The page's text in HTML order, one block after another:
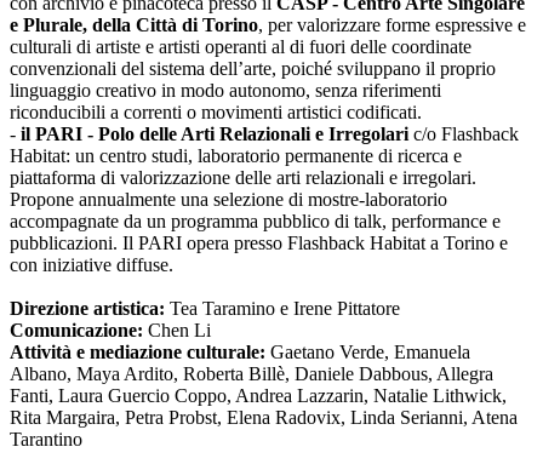
e Plurale, della Città di Torino, per valorizzare forme espressive e
culturali di artiste e artisti operanti al di fuori delle coordinate
convenzionali del sistema dell’arte, poiché sviluppano il proprio
linguaggio creativo in modo autonomo, senza riferimenti
riconducibili a correnti o movimenti artistici codificati.
- il PARI - Polo delle Arti Relazionali e Irregolari c/o Flashback
Habitat: un centro studi, laboratorio permanente di ricerca e
piattaforma di valorizzazione delle arti relazionali e irregolari.
Propone annualmente una selezione di mostre-laboratorio
accompagnate da un programma pubblico di talk, performance e
pubblicazioni. Il PARI opera presso Flashback Habitat a Torino e
con iniziative diffuse.
Direzione artistica: Tea Taramino e Irene Pittatore
Comunicazione: Chen Li
Attività e mediazione culturale: Gaetano Verde, Emanuela
Albano, Maya Ardito, Roberta Billè, Daniele Dabbous, Allegra
Fanti, Laura Guercio Coppo, Andrea Lazzarin, Natalie Lithwick,
Rita Margaira, Petra Probst, Elena Radovix, Linda Serianni, Atena
Tarantino